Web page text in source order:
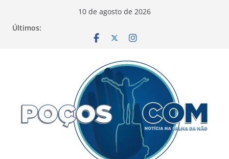
10 de agosto de 2026
Últimos: